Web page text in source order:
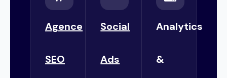
Agence
SEO
Social
Ads
Analytics
&